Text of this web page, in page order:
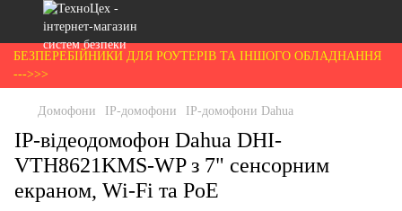
БЕЗПЕРЕБІЙНИКИ ДЛЯ РОУТЕРІВ ТА ІНШОГО ОБЛАДНАННЯ
--->>>
Домофони IP-домофони IP-домофони Dahua
IP-відеодомофон Dahua DHI-
VTH8621KMS-WP з 7" сенсорним
екраном, Wi-Fi та PoE